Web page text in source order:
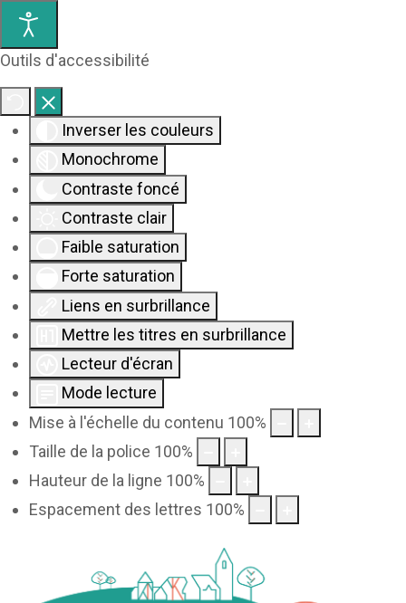
Outils d'accessibilité
Inverser les couleurs
Monochrome
Contraste foncé
Contraste clair
Faible saturation
Forte saturation
Liens en surbrillance
Mettre les titres en surbrillance
Lecteur d'écran
Mode lecture
Mise à l'échelle du contenu 100%
Taille de la police 100%
Hauteur de la ligne 100%
Espacement des lettres 100%